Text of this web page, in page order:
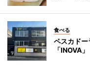
食べる
ペスカドー
「INOVA